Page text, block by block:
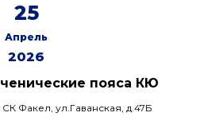
25
Апрель
2026
пояса КЮ
Факел, ул.Гаванская, д.47Б